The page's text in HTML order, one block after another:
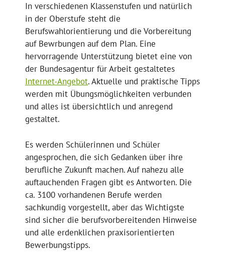
In verschiedenen Klassenstufen und natürlich
in der Oberstufe steht die
Berufswahlorientierung und die Vorbereitung
auf Bewrbungen auf dem Plan. Eine
hervorragende Unterstützung bietet eine von
der Bundesagentur für Arbeit gestaltetes
Internet-Angebot. Aktuelle und praktische Tipps
werden mit Übungsmöglichkeiten verbunden
und alles ist übersichtlich und anregend
gestaltet.
Es werden Schülerinnen und Schüler
angesprochen, die sich Gedanken über ihre
berufliche Zukunft machen. Auf nahezu alle
auftauchenden Fragen gibt es Antworten. Die
ca. 3100 vorhandenen Berufe werden
sachkundig vorgestellt, aber das Wichtigste
sind sicher die berufsvorbereitenden Hinweise
und alle erdenklichen praxisorientierten
Bewerbungstipps.